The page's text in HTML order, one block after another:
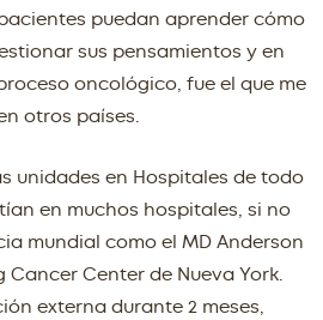
puedan aprender cómo
sus pensamientos y en
oncológico, fue el que me
otros países.
unidades en Hospitales de todo
en muchos hospitales, si no
mundial como el MD Anderson
Center de Nueva York.
externa durante 2 meses,